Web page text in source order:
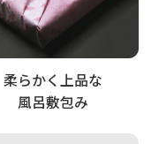
柔らかく上品な
風呂敷包み